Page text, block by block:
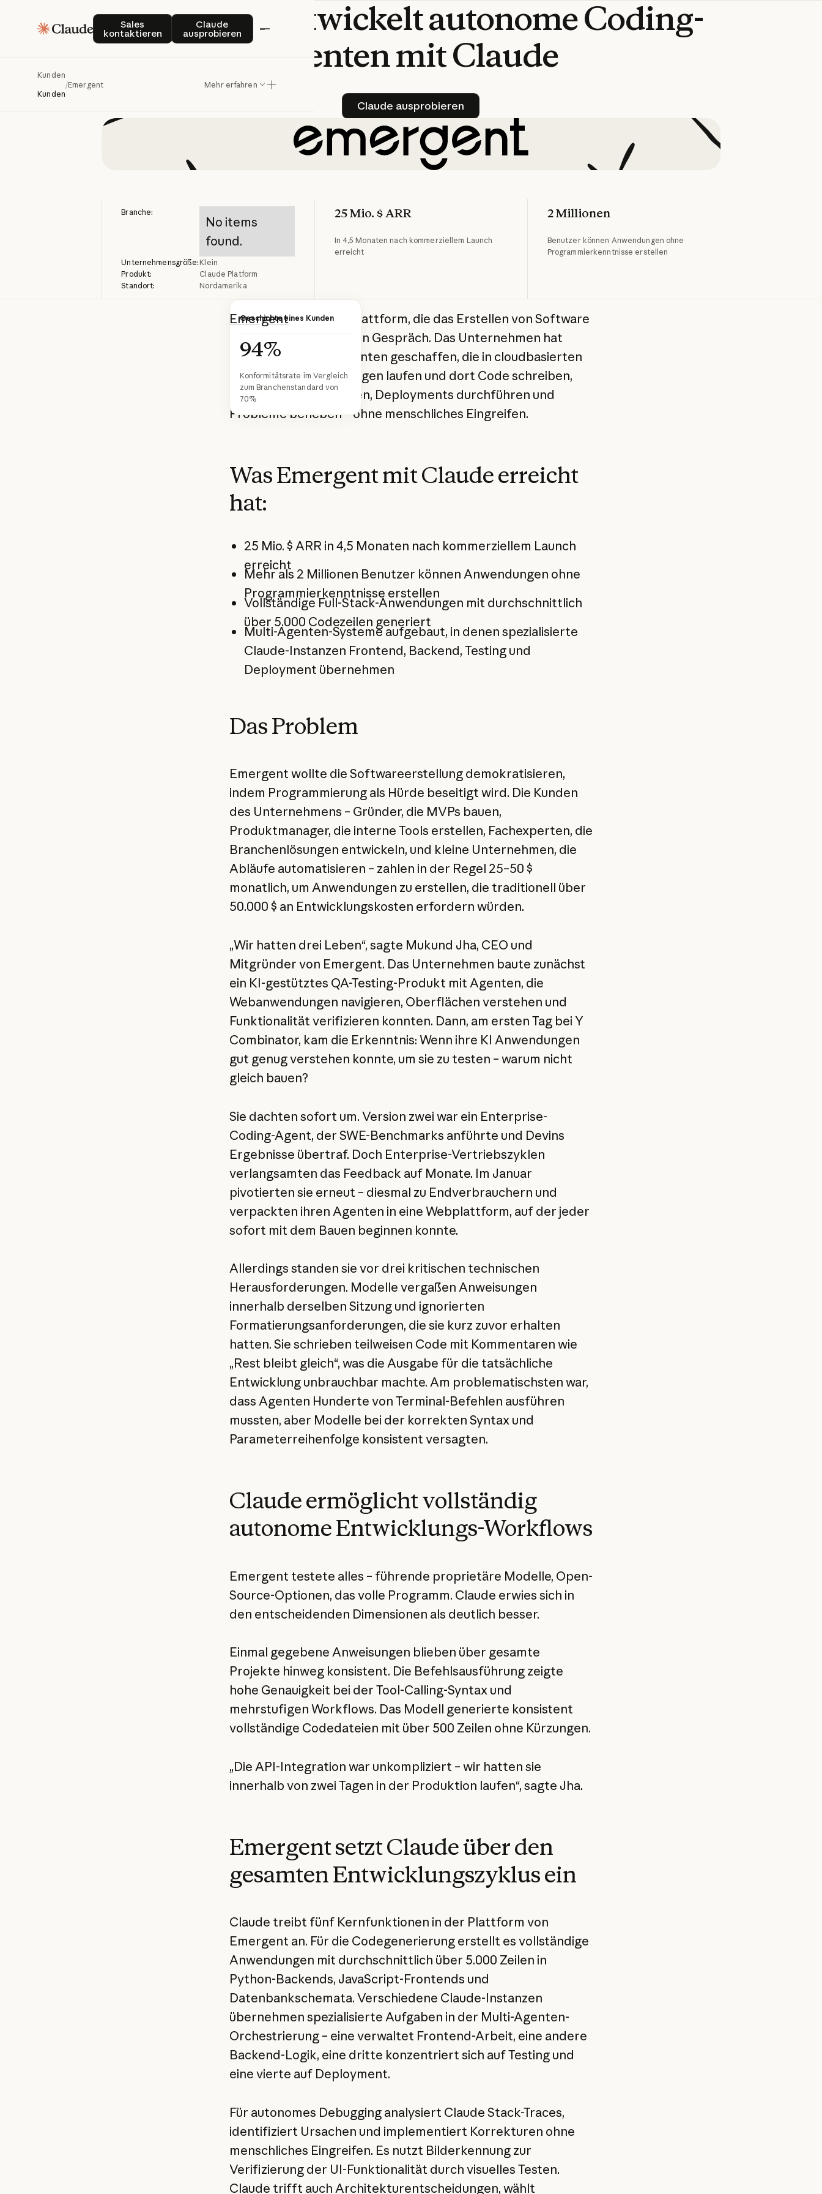
Sales
kontaktieren
Sales kontaktierenClaude
ausprobieren
Claude ausprobieren
Kunden
Kunden
/Emergent Mehr erfahren
EmergententwickeltautonomeCoding-
AgentenmitClaude
Claude ausprobieren
Claude ausprobieren
Branche:
No items
found.
Unternehmensgröße: Klein
Produkt:
Claude Platform
Standort:
Nordamerika
25 Mio. $ ARR
In 4,5 Monaten nach kommerziellem Launch
erreicht
2 Millionen
Benutzer können Anwendungen ohne
Programmierkenntnisse erstellen
Geschichte eines Kunden
94%
Konformitätsrate im Vergleich
zum Branchenstandard von
70%
Emergentist eine KI-Plattform, die das Erstellen von Software
so einfach macht wie ein Gespräch. Das Unternehmen hat
autonome Coding-Agenten geschaffen, die in cloudbasierten
Entwicklungsumgebungen laufen und dort Code schreiben,
Datenbanken verwalten, Deployments durchführen und
Probleme beheben – ohne menschliches Eingreifen.
Was Emergent mit Claude erreicht
hat:
25 Mio. $ ARR in 4,5 Monaten nach kommerziellem Launch
erreicht
Mehr als 2 Millionen Benutzer können Anwendungen ohne
Programmierkenntnisse erstellen
Vollständige Full-Stack-Anwendungen mit durchschnittlich
über 5.000 Codezeilen generiert
Multi-Agenten-Systeme aufgebaut, in denen spezialisierte
Claude-Instanzen Frontend, Backend, Testing und
Deployment übernehmen
Das Problem
Emergent wollte die Softwareerstellung demokratisieren,
indem Programmierung als Hürde beseitigt wird. Die Kunden
des Unternehmens – Gründer, die MVPs bauen,
Produktmanager, die interne Tools erstellen, Fachexperten, die
Branchenlösungen entwickeln, und kleine Unternehmen, die
Abläufe automatisieren – zahlen in der Regel 25–50 $
monatlich, um Anwendungen zu erstellen, die traditionell über
50.000 $ an Entwicklungskosten erfordern würden.
„Wir hatten drei Leben“, sagte Mukund Jha, CEO und
Mitgründer von Emergent. Das Unternehmen baute zunächst
ein KI-gestütztes QA-Testing-Produkt mit Agenten, die
Webanwendungen navigieren, Oberflächen verstehen und
Funktionalität verifizieren konnten. Dann, am ersten Tag bei Y
Combinator, kam die Erkenntnis: Wenn ihre KI Anwendungen
gut genug verstehen konnte, um sie zu testen – warum nicht
gleich bauen?
Sie dachten sofort um. Version zwei war ein Enterprise-
Coding-Agent, der SWE-Benchmarks anführte und Devins
Ergebnisse übertraf. Doch Enterprise-Vertriebszyklen
verlangsamten das Feedback auf Monate. Im Januar
pivotierten sie erneut – diesmal zu Endverbrauchern und
verpackten ihren Agenten in eine Webplattform, auf der jeder
sofort mit dem Bauen beginnen konnte.
Allerdings standen sie vor drei kritischen technischen
Herausforderungen. Modelle vergaßen Anweisungen
innerhalb derselben Sitzung und ignorierten
Formatierungsanforderungen, die sie kurz zuvor erhalten
hatten. Sie schrieben teilweisen Code mit Kommentaren wie
„Rest bleibt gleich“, was die Ausgabe für die tatsächliche
Entwicklung unbrauchbar machte. Am problematischsten war,
dass Agenten Hunderte von Terminal-Befehlen ausführen
mussten, aber Modelle bei der korrekten Syntax und
Parameterreihenfolge konsistent versagten.
Claude ermöglicht vollständig
autonome Entwicklungs-Workflows
Emergent testete alles – führende proprietäre Modelle, Open-
Source-Optionen, das volle Programm. Claude erwies sich in
den entscheidenden Dimensionen als deutlich besser.
Einmal gegebene Anweisungen blieben über gesamte
Projekte hinweg konsistent. Die Befehlsausführung zeigte
hohe Genauigkeit bei der Tool-Calling-Syntax und
mehrstufigen Workflows. Das Modell generierte konsistent
vollständige Codedateien mit über 500 Zeilen ohne Kürzungen.
„Die API-Integration war unkompliziert – wir hatten sie
innerhalb von zwei Tagen in der Produktion laufen“, sagte Jha.
Emergent setzt Claude über den
gesamten Entwicklungszyklus ein
Claude treibt fünf Kernfunktionen in der Plattform von
Emergent an. Für die Codegenerierung erstellt es vollständige
Anwendungen mit durchschnittlich über 5.000 Zeilen in
Python-Backends, JavaScript-Frontends und
Datenbankschemata. Verschiedene Claude-Instanzen
übernehmen spezialisierte Aufgaben in der Multi-Agenten-
Orchestrierung – eine verwaltet Frontend-Arbeit, eine andere
Backend-Logik, eine dritte konzentriert sich auf Testing und
eine vierte auf Deployment.
Für autonomes Debugging analysiert Claude Stack-Traces,
identifiziert Ursachen und implementiert Korrekturen ohne
menschliches Eingreifen. Es nutzt Bilderkennung zur
Verifizierung der UI-Funktionalität durch visuelles Testen.
Claude trifft auch Architekturentscheidungen, wählt